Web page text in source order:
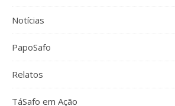
Notícias
PapoSafo
Relatos
TáSafo em Ação